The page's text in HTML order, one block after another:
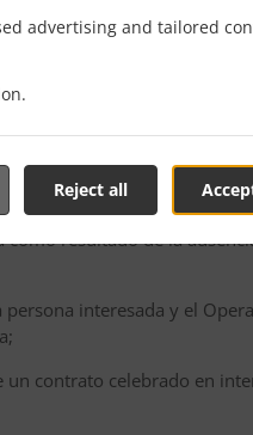
advertising and tailored
Reject all
por los proveedores
o a una organización
a un tercer país o
la transferencia
resultado de la
interesada y el
contrato celebrado en